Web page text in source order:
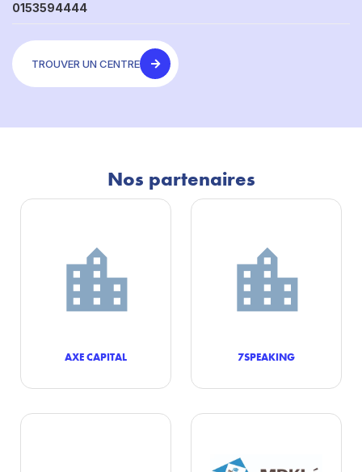
0153594444
TROUVER UN CENTRE
Nos partenaires
AXE CAPITAL 7SPEAKING